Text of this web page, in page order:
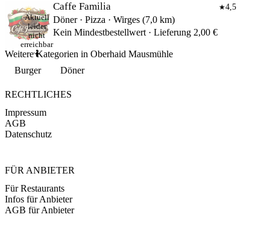
Caffe Familia ★4,5
Döner · Pizza · Wirges (7,0 km)
Kein Mindestbestellwert · Lieferung 2,00 €
Aktuell
leider
nicht
erreichbar
🤷
Weitere Kategorien in Oberhaid Mausmühle
Burger
Döner
RECHTLICHES
Impressum
AGB
Datenschutz
FÜR ANBIETER
Für Restaurants
Infos für Anbieter
AGB für Anbieter